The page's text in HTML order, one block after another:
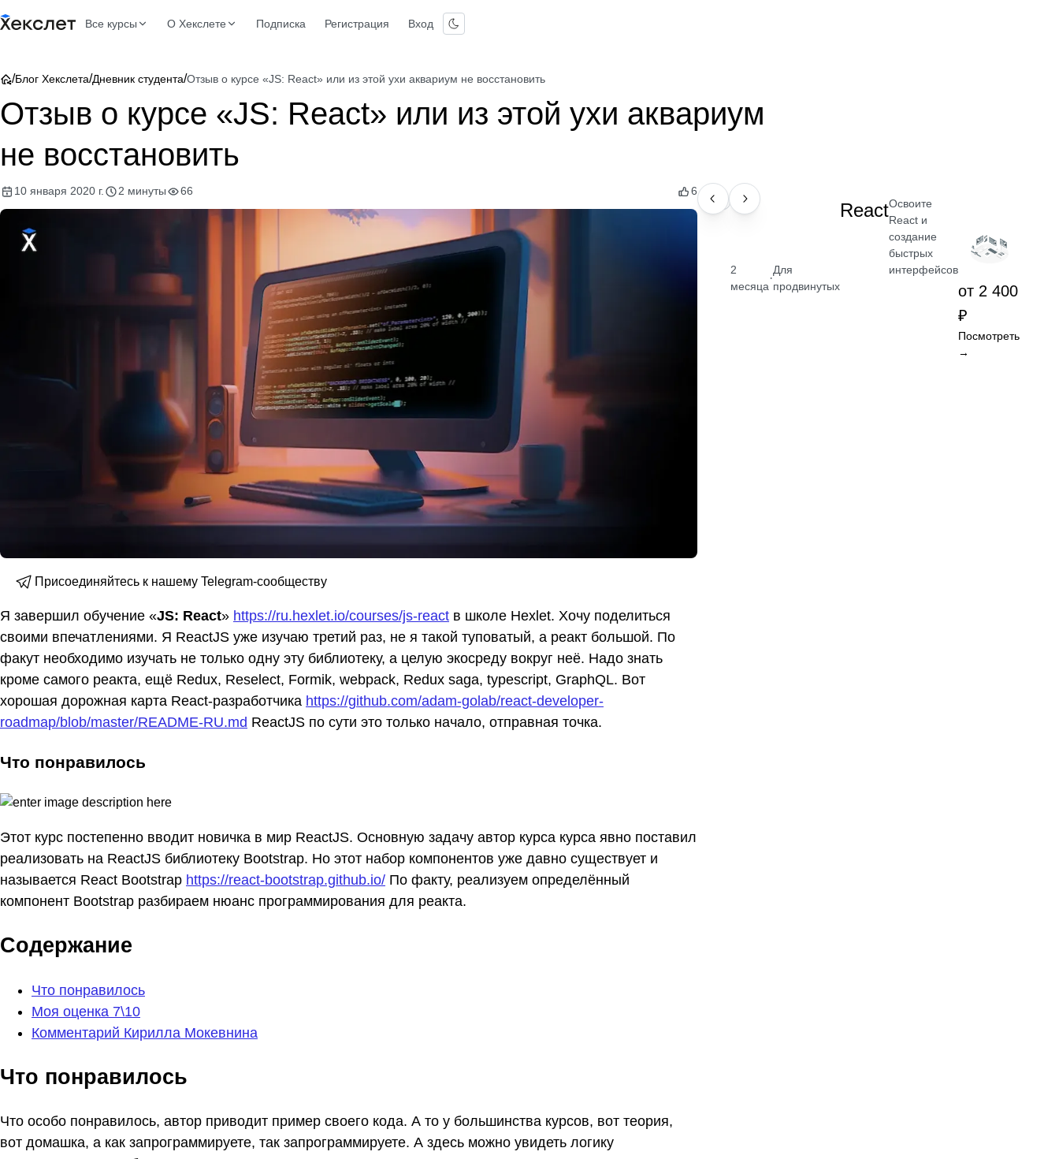
Все курсы О Хекслете Подписка Регистрация Вход
/Блог Хекслета/Дневник студента/Отзыв о курсе «JS: React» или из этой ухи аквариум не восстановить
Отзыв о курсе «JS: React» или из этой ухи аквариум
не восстановить
10 января 2020 г. 2 минуты 66 6
Присоединяйтесь к нашему Telegram-сообществу
Я завершил обучение «JS: React» https://ru.hexlet.io/courses/js-react в школе Hexlet. Хочу поделиться
своими впечатлениями. Я ReactJS уже изучаю третий раз, не я такой туповатый, а реакт большой. По
факут необходимо изучать не только одну эту библиотеку, а целую экосреду вокруг неё. Надо знать
кроме самого реакта, ещё Redux, Reselect, Formik, webpack, Redux saga, typescript, GraphQL. Вот
хорошая дорожная карта React-разработчика https://github.com/adam-golab/react-developer-
roadmap/blob/master/README-RU.md ReactJS по сути это только начало, отправная точка.
Что понравилось
Этот курс постепенно вводит новичка в мир ReactJS. Основную задачу автор курса курса явно поставил
реализовать на ReactJS библиотеку Bootstrap. Но этот набор компонентов уже давно существует и
называется React Bootstrap https://react-bootstrap.github.io/ По факту, реализуем определённый
компонент Bootstrap разбираем нюанс программирования для реакта.
Содержание
Что понравилось
Моя оценка 7\10
Комментарий Кирилла Мокевнина
Что понравилось
Что особо понравилось, автор приводит пример своего кода. А то у большинства курсов, вот теория,
вот домашка, а как запрограммируете, так запрограммируете. А здесь можно увидеть логику
НАВЫК
2
месяца
·
Для
продвинутых
ReactОсвоите
React и
создание
быстрых
интерфейсов
от 2 400
₽
Посмотреть
→